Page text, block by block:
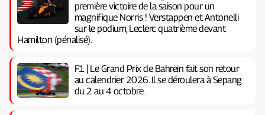
première victoire de la saison pour un
magnifique Norris ! Verstappen et Antonelli
sur le podium, Leclerc quatrième devant
Hamilton (pénalisé).
F1 | Le Grand Prix de Bahreïn fait son retour
au calendrier 2026. Il se déroulera à Sepang
du 2 au 4 octobre.